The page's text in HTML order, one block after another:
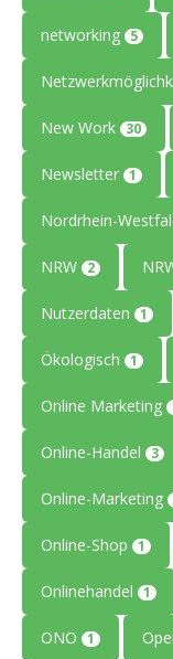
networking 5
New Work 30
Newsletter 1
Nordrhein-
NRW 2
Nutzerdaten 1
Ökologisch 1
Online Marketing
Online-Handel 3
Online-Marketing
Online-Shop 1
Onlinehandel 1
ONO 1